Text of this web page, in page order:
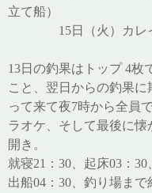
立て船）
15日（火）カレイ
13日の釣果はトップ 4枚
こと、翌日からの釣果
って来て夜7時から全員
ラオケ、そして最後に
開き。
就寝21：30、起床03：
出船04：30、釣り場ま